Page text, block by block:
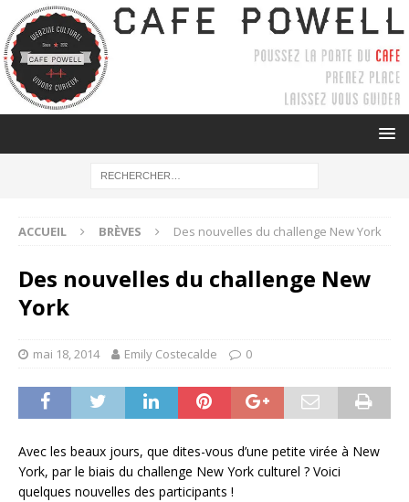
ACCUEIL BRÈVES Des nouvelles du challenge New York
Des nouvelles du challenge New
York
mai 18, 2014 Emily Costecalde 0
Avec les beaux jours, que dites-vous d’une petite virée à New
York, par le biais du challenge New York culturel ? Voici
quelques nouvelles des participants !